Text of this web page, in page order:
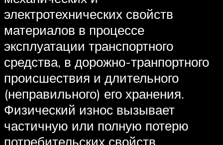
электротехнических свойств
материалов в процессе
эксплуатации транспортного
средства, в дорожно-транпортного
происшествия и длительного
(неправильного) его хранения.
Физический износ вызывает
частичную или полную потерю
потребительских свойств